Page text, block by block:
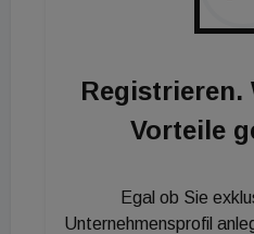
deutlich, da die
Unternehmen zum
und "on hold" gesetzt
Industrial at BNP Paribas
Mit der zunehmenden
Registrieren.
Vorteile
Egal ob Sie
Unternehmensprofil